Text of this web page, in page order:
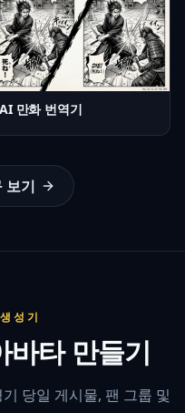
AI 만화 번역기
보기
성기
바타 만들기
당일 게시물, 팬 그룹 및